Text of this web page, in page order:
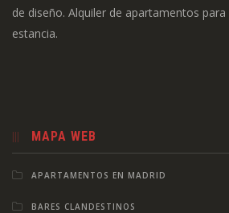
de diseño. Alquiler de apartamentos
estancia.
MAPA WEB
APARTAMENTOS EN MADRID
BARES CLANDESTINOS